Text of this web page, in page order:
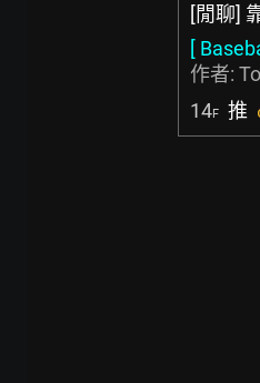
[閒聊]
[
作者:
14F 推